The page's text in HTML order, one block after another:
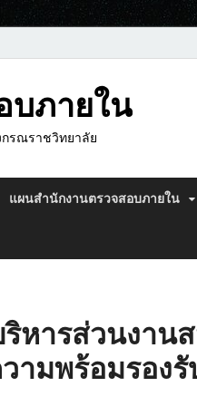
บภายใน
รณราชวิทยาลัย
แผนสำนักงานตรวจสอบภายใน
หารส่วนงาน
ามพร้อมรอง